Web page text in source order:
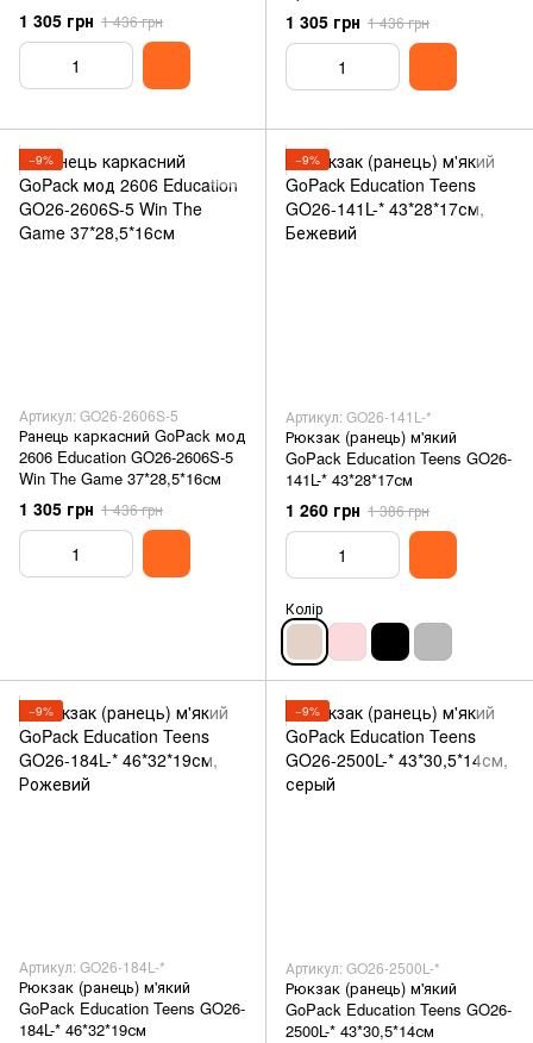
1 305 грн 1 436 грн 1 305 грн 1 436 грн
−9%
Артикул: GO26-2606S-5
Ранець каркасний GoPack мод
2606 Education GO26-2606S-5
Win The Game 37*28,5*16см
1 305 грн 1 436 грн
−9%
Артикул: GO26-141L-*
Рюкзак (ранець) м'який
GoPack Education Teens GO26-
141L-* 43*28*17см
1 260 грн 1 386 грн
Колір
−9%
Артикул: GO26-184L-*
Рюкзак (ранець) м'який
GoPack Education Teens GO26-
184L-* 46*32*19см
−9%
Артикул: GO26-2500L-*
Рюкзак (ранець) м'який
GoPack Education Teens GO26-
2500L-* 43*30,5*14см